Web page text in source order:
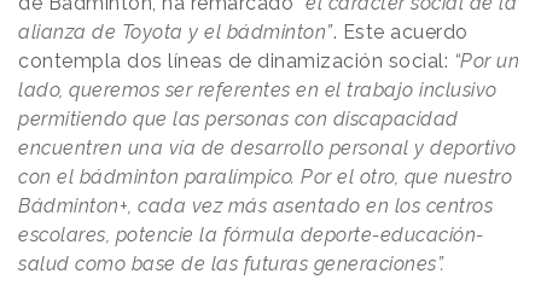
alianza de Toyota y el bádminton”. Este acuerdo
contempla dos líneas de dinamización social: “Por un
lado, queremos ser referentes en el trabajo inclusivo
permitiendo que las personas con discapacidad
encuentren una vía de desarrollo personal y deportivo
con el bádminton paralímpico. Por el otro, que nuestro
Bádminton+, cada vez más asentado en los centros
escolares, potencie la fórmula deporte-educación-
salud como base de las futuras generaciones”.